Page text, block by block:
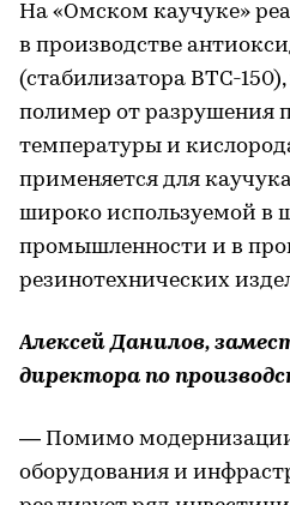
На «Омском каучуке»
в производстве
(стабилизатора ВТС-
полимер от разрушения
температуры и
применяется для
широко используемой в
промышленности и в
резинотехнических
Алексей Данилов,
директора по
— Помимо
оборудования и